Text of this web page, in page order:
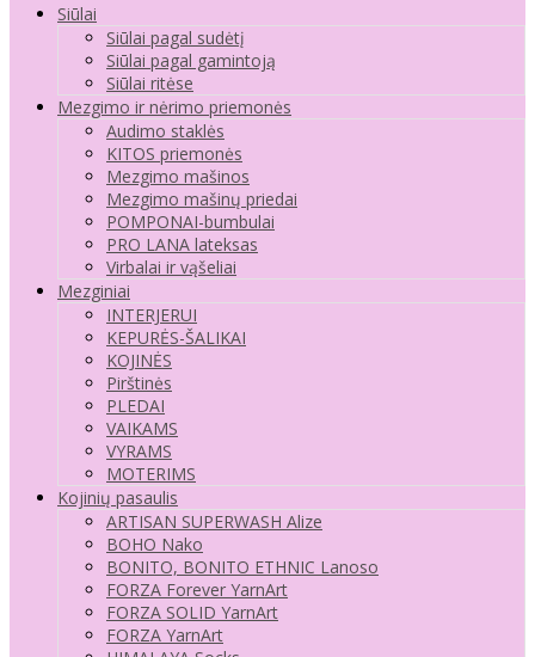
Siūlai
Siūlai pagal sudėtį
Siūlai pagal gamintoją
Siūlai ritėse
Mezgimo ir nėrimo priemonės
Audimo staklės
KITOS priemonės
Mezgimo mašinos
Mezgimo mašinų priedai
POMPONAI-bumbulai
PRO LANA lateksas
Virbalai ir vąšeliai
Mezginiai
INTERJERUI
KEPURĖS-ŠALIKAI
KOJINĖS
Pirštinės
PLEDAI
VAIKAMS
VYRAMS
MOTERIMS
Kojinių pasaulis
ARTISAN SUPERWASH Alize
BOHO Nako
BONITO, BONITO ETHNIC Lanoso
FORZA Forever YarnArt
FORZA SOLID YarnArt
FORZA YarnArt